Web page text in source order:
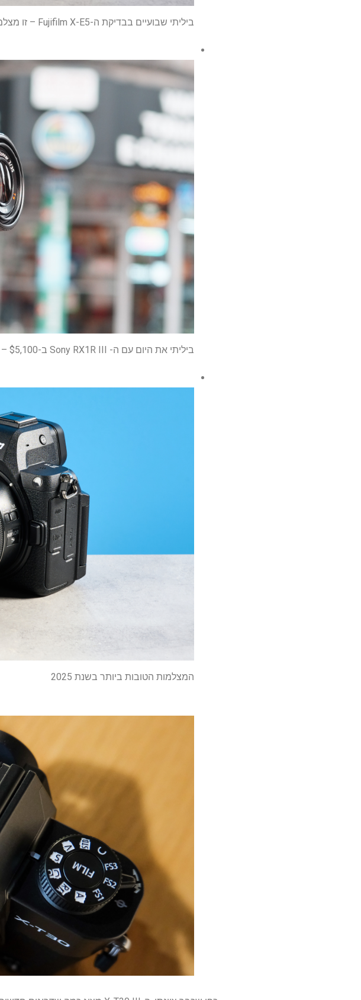
ביליתי שבועיים בבדיקת ה-Fujifilm X-E5 – זו מצלמת הרחוב המושלמת שאכזבה בגלל בעיה בולטת אחת
ביליתי את היום עם ה- Sony RX1R III ב-$5,100 – מה שאהבתי ומה מרגיש תקוע בעבר
המצלמות הטובות ביותר בשנת 2025